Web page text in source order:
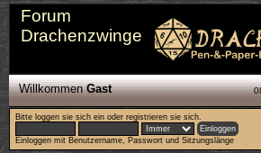
Forum
Drachenzwinge
WillkommenGast
Bitte loggen sie sich ein oderregistrieren sie sich.
Einloggen mit Benutzername, Passwort und Sitzungslänge